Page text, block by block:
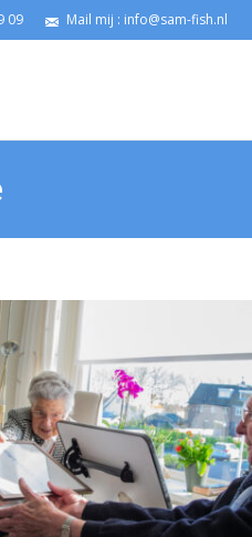
09 Mail mij : info@sam-fish.nl